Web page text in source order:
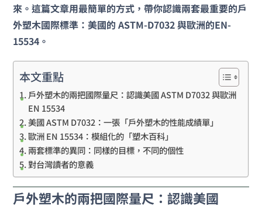
來。這篇文章用最簡單的方式，帶你認識兩套最重要的戶
外塑木國際標準：美國的 ASTM-D7032 與歐洲的EN-
15534。
本文重點
戶外塑木的兩把國際量尺：認識美國 ASTM D7032 與歐洲
EN 15534
美國 ASTM D7032：一張「戶外塑木的性能成績單」
歐洲 EN 15534：模組化的「塑木百科」
兩套標準的異同：同樣的目標，不同的個性
對台灣讀者的意義
戶外塑木的兩把國際量尺：認識美國